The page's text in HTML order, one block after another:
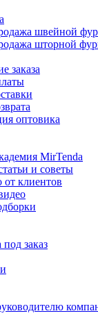
швейной
шторной
заказа
оптовика
MirTenda
и советы
клиентов
заказ